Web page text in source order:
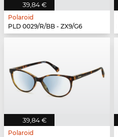
39,84 €
Polaroid
PLD 0029/R/BB - ZX9/G6
39,84 €
Polaroid